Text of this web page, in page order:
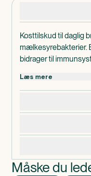
Kosttilskud til daglig
mælkesyrebakterier.
bidrager til
mindske træthed og
Dispenseringsform
Læs mere
Måske du